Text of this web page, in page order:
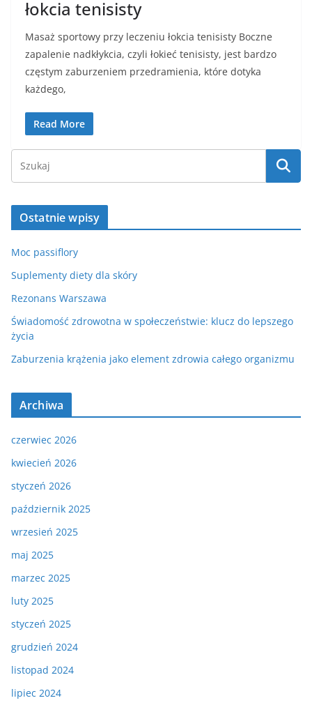
łokcia tenisisty
Masaż sportowy przy leczeniu łokcia tenisisty Boczne
zapalenie nadkłykcia, czyli łokieć tenisisty, jest bardzo
częstym zaburzeniem przedramienia, które dotyka
każdego,
Read More
Ostatnie wpisy
Moc passiflory
Suplementy diety dla skóry
Rezonans Warszawa
Świadomość zdrowotna w społeczeństwie: klucz do lepszego
życia
Zaburzenia krążenia jako element zdrowia całego organizmu
Archiwa
czerwiec 2026
kwiecień 2026
styczeń 2026
październik 2025
wrzesień 2025
maj 2025
marzec 2025
luty 2025
styczeń 2025
grudzień 2024
listopad 2024
lipiec 2024